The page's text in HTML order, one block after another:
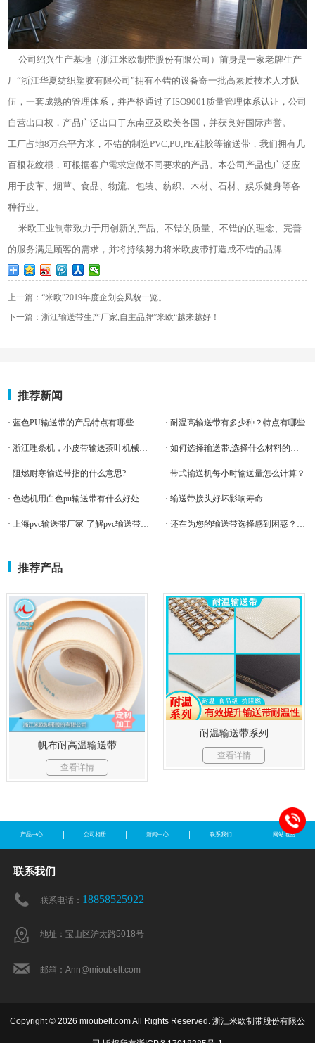
公司绍兴生产基地（浙江米欧制带股份有限公司）前身是一家老牌生产
厂“浙江华夏纺织塑胶有限公司”拥有不错的设备寄一批高素质技术人才队
伍，一套成熟的管理体系，并严格通过了ISO9001质量管理体系认证，公司
自营出口权，产品广泛出口于东南亚及欧美各国，并获良好国际声誉。
工厂占地8万余平方米，不错的制造PVC,PU,PE,硅胶等输送带，我们拥有几
百根花纹棍，可根据客户需求定做不同要求的产品。本公司产品也广泛应
用于皮革、烟草、食品、物流、包装、纺织、木材、石材、娱乐健身等各
种行业。
米欧工业制带致力于用创新的产品、不错的质量、不错的的理念、完善
的服务满足顾客的需求，并将持续努力将米欧皮带打造成不错的品牌
上一篇：“米欧”2019年度企划会风貌一览。
下一篇：浙江输送带生产厂家,自主品牌”米欧“越来越好！
推荐新闻
· 蓝色PU输送带的产品特点有哪些 · 耐温高输送带有多少种？特点有哪些
· 浙江理条机，小皮带输送茶叶机械输送带案例 · 如何选择输送带,选择什么材料的比较好
· 阻燃耐寒输送带指的什么意思? · 带式输送机每小时输送量怎么计算？
· 色选机用白色pu输送带有什么好处 · 输送带接头好坏影响寿命
· 上海pvc输送带厂家-了解pvc输送带的特点 · 还在为您的输送带选择感到困惑？米欧师傅告诉你几点！！！
推荐产品
帆布耐高温输送带
查看详情
耐温输送带系列
查看详情
产品中心 公司相册 新闻中心 联系我们 网站地图
联系我们
联系电话： 18858525922
地址：宝山区沪太路5018号
邮箱：Ann@mioubelt.com
Copyright © 2026 mioubelt.com All Rights Reserved. 浙江米欧制带股份有限公